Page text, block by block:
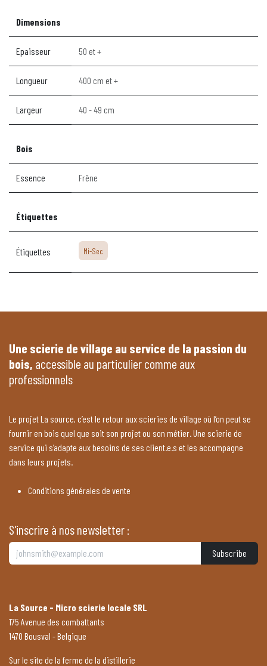
Dimensions
Epaisseur 50 et +
Longueur 400 cm et +
Largeur 40 - 49 cm
Bois
Essence Frêne
Étiquettes
Étiquettes Mi-Sec
Une scierie de village au service de la passion du
bois, accessible au particulier comme aux
professionnels
Le projet La source, c’est le retour aux scieries de village où l’on peut se
fournir en bois quel que soit son projet ou son métier. Une scierie de
service qui s’adapte aux besoins de ses client.e.s et les accompagne
dans leurs projets.
Conditions générales de vente
S'inscrire à nos newsletter :
Subscribe
La Source - Micro scierie locale SRL
175 Avenue des combattants
1470 Bousval - Belgique
Sur le site de la ferme de la distillerie